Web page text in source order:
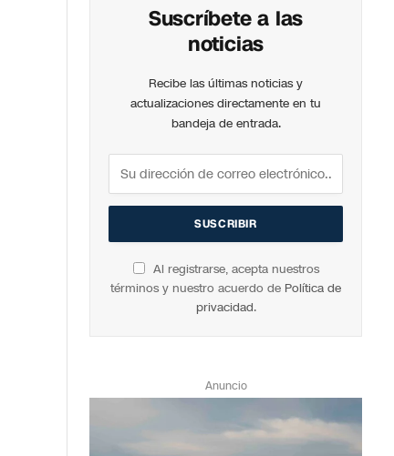
Suscríbete a las
noticias
Recibe las últimas noticias y
actualizaciones directamente en tu
bandeja de entrada.
Al registrarse, acepta nuestros
términos y nuestro acuerdo de Política de
privacidad.
Anuncio